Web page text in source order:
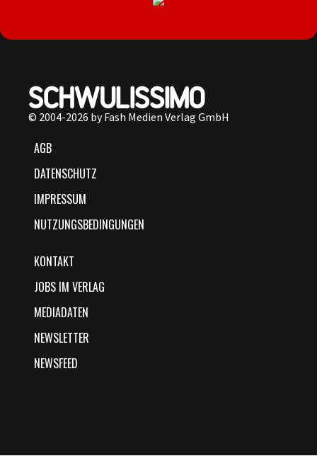
© 2004-2026 by Fash Medien Verlag GmbH
AGB
DATENSCHUTZ
IMPRESSUM
NUTZUNGSBEDINGUNGEN
KONTAKT
JOBS IM VERLAG
MEDIADATEN
NEWSLETTER
NEWSFEED